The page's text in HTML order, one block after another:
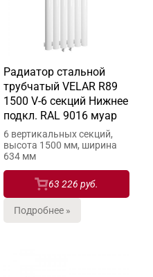
Радиатор стальной
трубчатый VELAR R89
1500 V-6 секций Нижнее
подкл. RAL 9016 муар
6 вертикальных секций,
высота 1500 мм, ширина
634 мм
63 226 руб.
Подробнее »